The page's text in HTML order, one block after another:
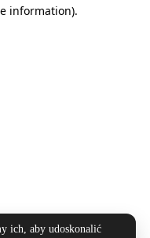
information).
ich, aby udoskonalić